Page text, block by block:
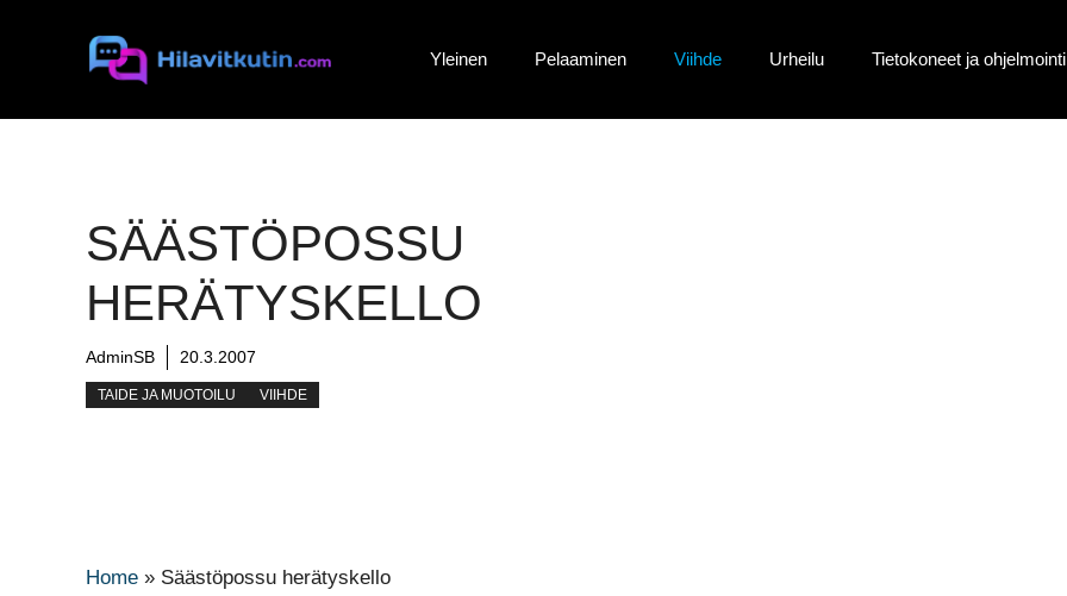
Yleinen Pelaaminen Viihde Urheilu Tietokoneet ja ohjelmointi
SÄÄSTÖPOSSU
HERÄTYSKELLO
AdminSB 20.3.2007
TAIDE JA MUOTOILU VIIHDE
Home » Säästöpossu herätyskello